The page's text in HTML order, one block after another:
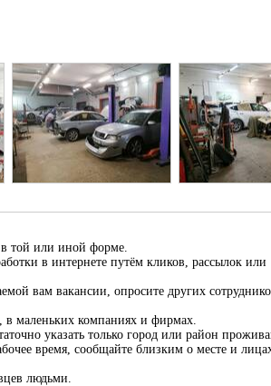
той или иной форме.
в интернете путём кликов, рассылок или
вам вакансии, опросите других
в маленьких компаниях и фирмах.
указать только город или район
время, сообщайте близким о месте и
людьми.